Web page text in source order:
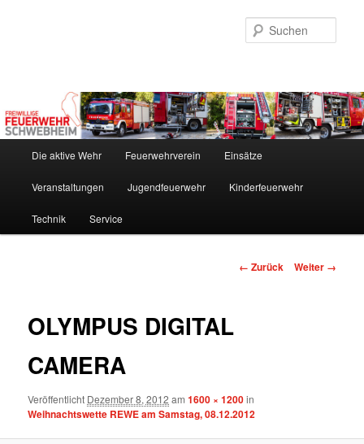
Die aktive Wehr Feuerwehrverein Einsätze
Veranstaltungen Jugendfeuerwehr Kinderfeuerwehr
Technik Service
Bilder-
← Zurück Weiter →
OLYMPUS DIGITAL
CAMERA
Veröffentlicht Dezember 8, 2012 am1600 × 1200in
Weihnachtswette REWE am Samstag, 08.12.2012